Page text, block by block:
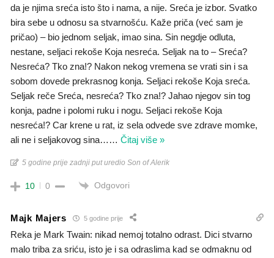
da je njima sreća isto što i nama, a nije. Sreća je izbor. Svatko
bira sebe u odnosu sa stvarnošću. Kaže priča (već sam je
pričao) – bio jednom seljak, imao sina. Sin negdje odluta,
nestane, seljaci rekoše Koja nesreća. Seljak na to – Sreća?
Nesreća? Tko zna!? Nakon nekog vremena se vrati sin i sa
sobom dovede prekrasnog konja. Seljaci rekoše Koja sreća.
Seljak reče Sreća, nesreća? Tko zna!? Jahao njegov sin tog
konja, padne i polomi ruku i nogu. Seljaci rekoše Koja
nesreća!? Car krene u rat, iz sela odvede sve zdrave momke,
ali ne i seljakovog sina… … Čitaj više »
5 godine prije zadnji put uredio Son of Alerik
10 0 Odgovori
Majk Majers 5 godine prije
Reka je Mark Twain: nikad nemoj totalno odrast. Dici stvarno
malo triba za sriću, isto je i sa odraslima kad se odmaknu od